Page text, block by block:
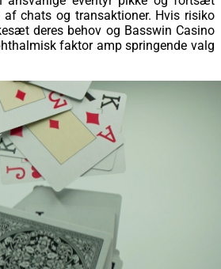
af chats og transaktioner. Hvis risiko
deres behov og Basswin Casino
faktor amp springende valg